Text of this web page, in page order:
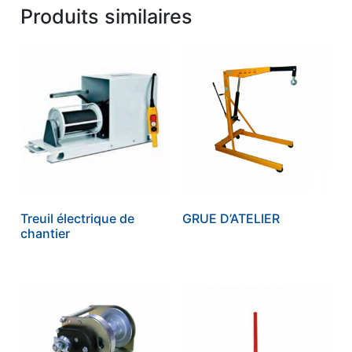
Produits similaires
Treuil électrique de
chantier
GRUE D’ATELIER